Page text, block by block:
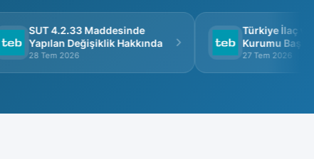
SUT 4.2.33 Maddesinde
Yapılan Değişiklik Hakkında
28 Tem 2026
Türkiye İlaç ve
Kurumu
Görüşme
27 Tem 2026